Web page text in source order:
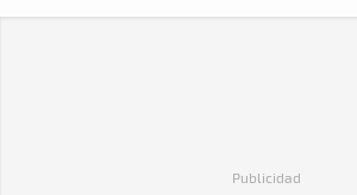
Publicidad